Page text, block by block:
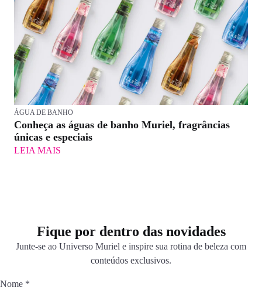
ÁGUA DE BANHO
Conheça as águas de banho Muriel, fragrâncias
únicas e especiais
LEIA MAIS
Fique por dentro das novidades
Junte-se ao Universo Muriel e inspire sua rotina de beleza com
conteúdos exclusivos.
Nome *